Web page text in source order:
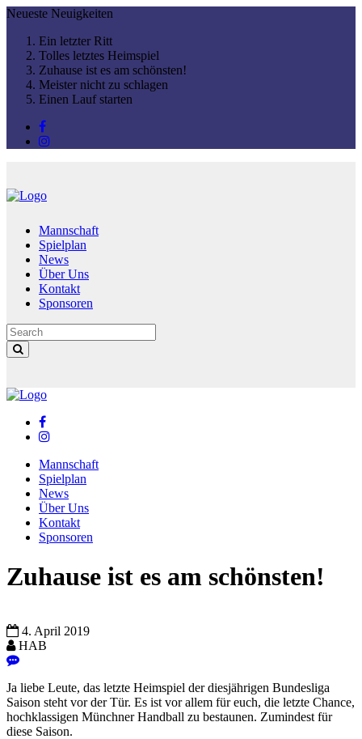
Neueste Neuigkeiten
Ein letzter Ritt
Tolles letztes Heimspiel
Zuhause ist es am schönsten!
Meister nicht zu schlagen
Einen Lauf starten
Mannschaft
Spielplan
News
Über Uns
Kontakt
Sponsoren
Mannschaft
Spielplan
News
Über Uns
Kontakt
Sponsoren
Zuhause ist es am schönsten!
4. April 2019
HAB
Ja liebe Leute, das letzte Heimspiel der diesjährigen Bundesliga
Saison steht vor der Tür. Es ist vor allem für euch, die letzte Chance,
hochklassigen Münchner Handball zu bestaunen. Zumindest für
diese Saison.